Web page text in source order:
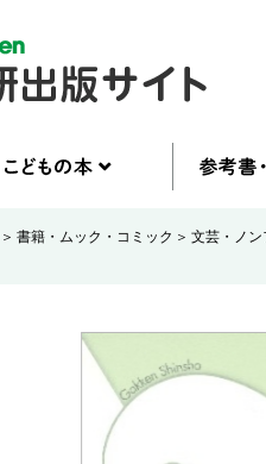
書籍・ムック・コミック 文芸・ノン